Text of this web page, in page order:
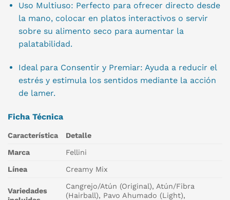
Uso Multiuso: Perfecto para ofrecer directo desde
la mano, colocar en platos interactivos o servir
sobre su alimento seco para aumentar la
palatabilidad.
Ideal para Consentir y Premiar: Ayuda a reducir el
estrés y estimula los sentidos mediante la acción
de lamer.
Ficha Técnica
Característica Detalle
Marca Fellini
Línea Creamy Mix
Variedades
Cangrejo/Atún (Original), Atún/Fibra
(Hairball), Pavo Ahumado (Light),